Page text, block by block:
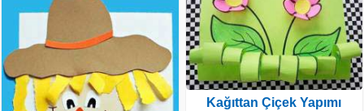
Kağıttan Çiçek Yapımı